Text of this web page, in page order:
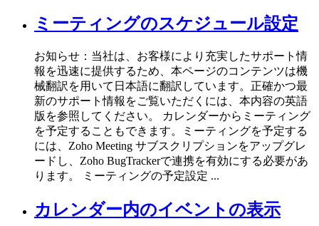
ミーティングのスケジュール設定
お知らせ：当社は、お客様により充実したサポート情
報を迅速に提供するため、本ページのコンテンツは機
械翻訳を用いて日本語に翻訳しています。正確かつ最
新のサポート情報をご覧いただくには、本内容の英語
版を参照してください。 カレンダーからミーティング
を予定することもできます。ミーティングを予定する
には、Zoho Meeting サブスクリプションをアップグレ
ードし、Zoho BugTrackerで連携を有効にする必要があ
ります。 ミーティングの予定設定 ...
カレンダー内のイベントの表示